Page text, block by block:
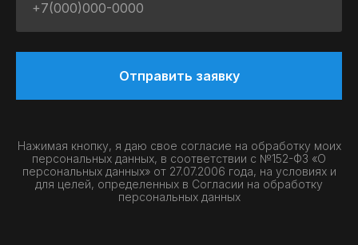
Отправить заявку
Нажимая кнопку, я даю свое согласие на обработку моих
персональных данных, в соответствии с №152-ФЗ «О
персональных данных» от 27.07.2006 года, на условиях и
для целей, определенных в Согласии на обработку
персональных данных